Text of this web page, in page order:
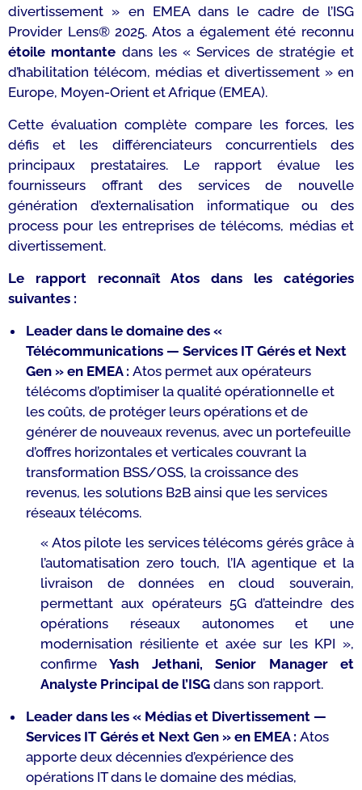
divertissement » en EMEA dans le cadre de l’ISG
Provider Lens® 2025. Atos a également été reconnu
étoile montante dans les « Services de stratégie et
d’habilitation télécom, médias et divertissement » en
Europe, Moyen-Orient et Afrique (EMEA).
Cette évaluation complète compare les forces, les
défis et les différenciateurs concurrentiels des
principaux prestataires. Le rapport évalue les
fournisseurs offrant des services de nouvelle
génération d’externalisation informatique ou des
process pour les entreprises de télécoms, médias et
divertissement.
Le rapport reconnaît Atos dans les catégories
suivantes :
Leader dans le domaine des «
Télécommunications — Services IT Gérés et Next
Gen » en EMEA: Atos permet aux opérateurs
télécoms d’optimiser la qualité opérationnelle et
les coûts, de protéger leurs opérations et de
générer de nouveaux revenus, avec un portefeuille
d’offres horizontales et verticales couvrant la
transformation BSS/OSS, la croissance des
revenus, les solutions B2B ainsi que les services
réseaux télécoms.
« Atos pilote les services télécoms gérés grâce à
l’automatisation zero touch, l’IA agentique et la
livraison de données en cloud souverain,
permettant aux opérateurs 5G d’atteindre des
opérations réseaux autonomes et une
modernisation résiliente et axée sur les KPI »,
confirmeYash Jethani, Senior Manager et
Analyste Principal de l’ISG dans son rapport.
Leader dans les « Médias et Divertissement —
Services IT Gérés et Next Gen » en EMEA : Atos
apporte deux décennies d’expérience des
opérations IT dans le domaine des médias,